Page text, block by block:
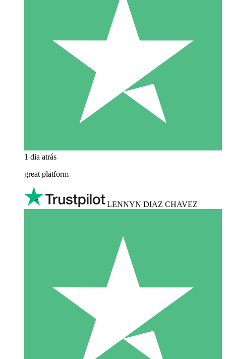
1 dia atrás
great platform
LENNYN DIAZ CHAVEZ